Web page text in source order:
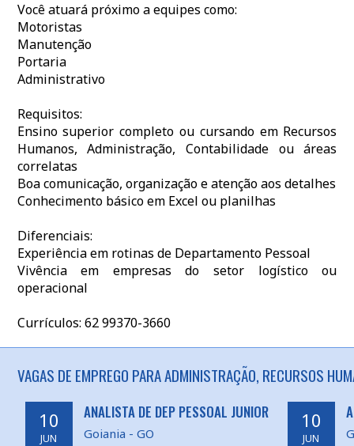
Você atuará próximo a equipes como:
Motoristas
Manutenção
Portaria
Administrativo
Requisitos:
Ensino superior completo ou cursando em Recursos
Humanos, Administração, Contabilidade ou áreas
correlatas
Boa comunicação, organização e atenção aos detalhes
Conhecimento básico em Excel ou planilhas
Diferenciais:
Experiência em rotinas de Departamento Pessoal
Vivência em empresas do setor logístico ou
operacional
Currículos: 62 99370-3660
VAGAS DE EMPREGO PARA ADMINISTRAÇÃO, RECURSOS
10
JUN
ANALISTA DE DEP PESSOAL JUNIOR
Goiania - GO
10
JUN